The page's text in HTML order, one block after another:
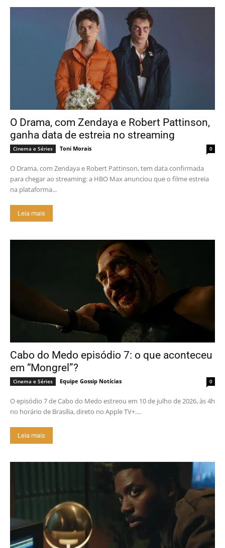
O Drama, com Zendaya e Robert Pattinson,
ganha data de estreia no streaming
Cinema e Séries Toni Morais 0
O Drama, com Zendaya e Robert Pattinson, tem data confirmada
para chegar ao streaming: a HBO Max anunciou que o filme estreia
na plataforma...
Leia mais
Cabo do Medo episódio 7: o que aconteceu
em “Mongrel”?
Cinema e Séries Equipe Gossip Notícias 0
O episódio 7 de Cabo do Medo estreou em 10 de julho de 2026, às 4h
no horário de Brasília, direto no Apple TV+....
Leia mais